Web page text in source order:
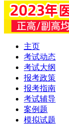
主页
考试动态
考试大纲
报考政策
报考指南
考试辅导
案例题
模拟试题